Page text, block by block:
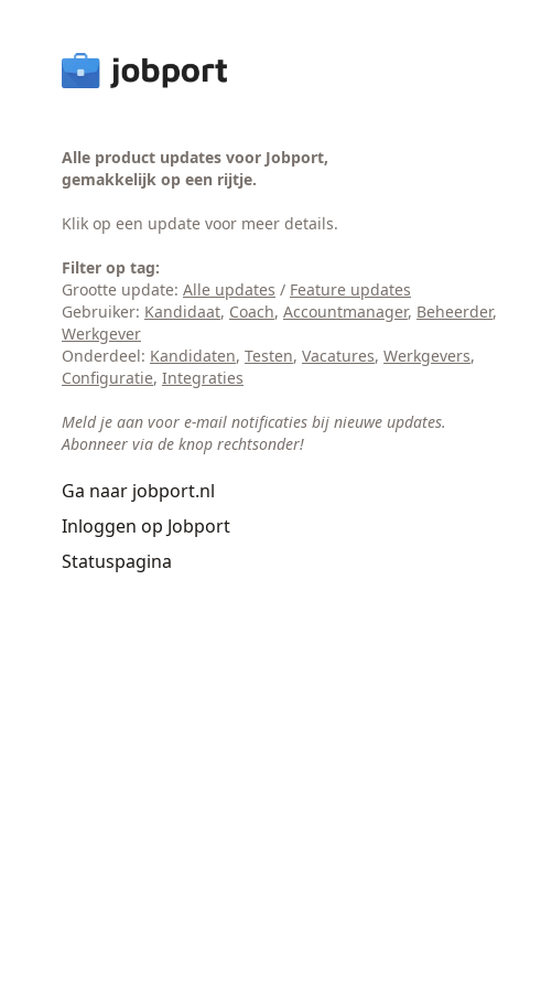
Alle product updates voor Jobport,
gemakkelijk op een rijtje.
Klik op een update voor meer details.
Filter op tag:
Grootte update: Alle updates / Feature updates
Gebruiker: Kandidaat, Coach, Accountmanager, Beheerder,
Werkgever
Onderdeel: Kandidaten, Testen, Vacatures, Werkgevers,
Configuratie, Integraties
Meld je aan voor e-mail notificaties bij nieuwe updates.
Abonneer via de knop rechtsonder!
Ga naar jobport.nl
Inloggen op Jobport
Statuspagina